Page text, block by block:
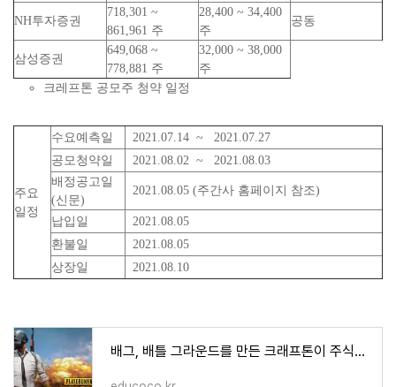
NH투자증권
718,301 ~
861,961 주
28,400 ~ 34,400
주
공동
삼성증권
649,068 ~
778,881 주
32,000 ~ 38,000
주
크레프톤 공모주 청약 일정
주요
일정
수요예측일
2021.07.14 ~ 2021.07.27
공모청약일
2021.08.02 ~ 2021.08.03
배정공고일
(신문)
2021.08.05 (주간사 홈페이지 참조)
납입일
2021.08.05
환불일
2021.08.05
상장일
2021.08.10
배그, 배틀 그라운드를 만든 크래프톤이 주식을 판다고? 주식 투자, 공모주 청약, 투자해도 괜찮